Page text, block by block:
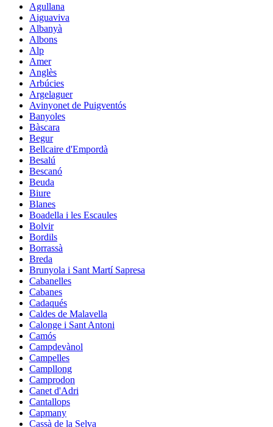
Agullana
Aiguaviva
Albanyà
Albons
Alp
Amer
Anglès
Arbúcies
Argelaguer
Avinyonet de Puigventós
Banyoles
Bàscara
Begur
Bellcaire d'Empordà
Besalú
Bescanó
Beuda
Biure
Blanes
Boadella i les Escaules
Bolvir
Bordils
Borrassà
Breda
Brunyola i Sant Martí Sapresa
Cabanelles
Cabanes
Cadaqués
Caldes de Malavella
Calonge i Sant Antoni
Camós
Campdevànol
Campelles
Campllong
Camprodon
Canet d'Adri
Cantallops
Capmany
Cassà de la Selva